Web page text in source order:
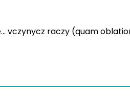
vczynycz raczy (quam